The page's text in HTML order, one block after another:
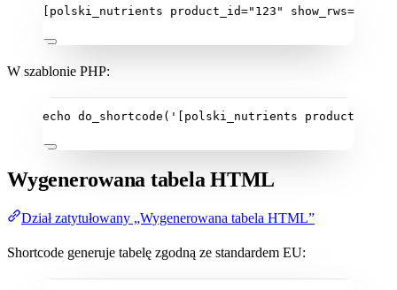
[polski_nutrients product_id="123"
W szablonie PHP:
echo do_shortcode ( ' [polski_nutrients product_id="
Wygenerowana tabela HTML
Dział zatytułowany „Wygenerowana tabela HTML”
Shortcode generuje tabelę zgodną ze standardem EU: